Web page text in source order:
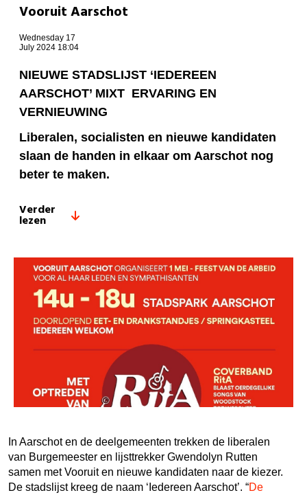
Vooruit Aarschot
Wednesday 17
July 2024 18:04
NIEUWE STADSLIJST ‘IEDEREEN
AARSCHOT’ MIXT ERVARING EN
VERNIEUWING
Liberalen, socialisten en nieuwe kandidaten
slaan de handen in elkaar om Aarschot nog
beter te maken.
Verder
lezen
In Aarschot en de deelgemeenten trekken de liberalen
van Burgemeester en lijsttrekker Gwendolyn Rutten
samen met Vooruit en nieuwe kandidaten naar de kiezer.
De stadslijst kreeg de naam ‘Iedereen Aarschot’. “De